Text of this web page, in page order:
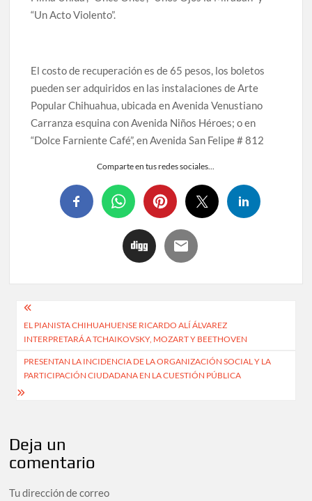
“Un Acto Violento”.
El costo de recuperación es de 65 pesos, los boletos
pueden ser adquiridos en las instalaciones de Arte
Popular Chihuahua, ubicada en Avenida Venustiano
Carranza esquina con Avenida Niños Héroes; o en
“Dolce Farniente Café”, enAvenida San Felipe # 812
Comparte en tus redes sociales...
EL PIANISTA CHIHUAHUENSE RICARDO ALÍ ÁLVAREZ
INTERPRETARÁ A TCHAIKOVSKY, MOZART Y BEETHOVEN
PRESENTAN LA INCIDENCIA DE LA ORGANIZACIÓN SOCIAL Y LA
PARTICIPACIÓN CIUDADANA EN LA CUESTIÓN PÚBLICA
Deja un
comentario
Tu dirección de correo